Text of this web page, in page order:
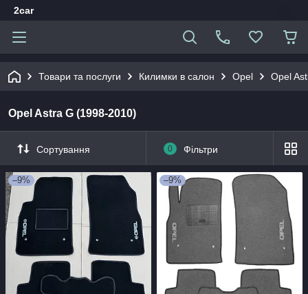
2car
Товари та послуги Килимки в салон Opel Opel
Opel Astra G (1998-2010)
Сортування 0 Фільтри
–9% –9%